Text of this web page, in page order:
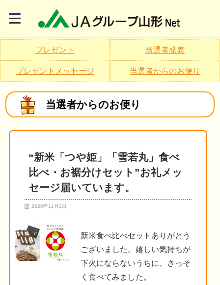
プレゼント 当選者発表
プレゼントメッセージ 当選者からのお便り
当選者からのお便り
“新米「つや姫」「雪若丸」食べ
比べ・お裾分けセット”お礼メッ
セージ届いています。
2020年11月2日
新米食べ比べセットありがとう
ございました。嬉しい気持ちが
下火にならないうちに、さっそ
く食べてみました。